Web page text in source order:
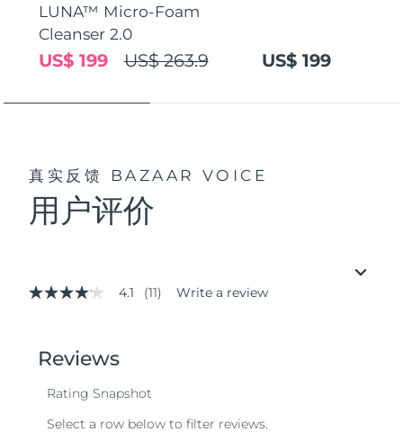
LUNA™ Micro-Foam
Cleanser 2.0
US$ 263.9
US$ 199 US$ 199
真实反馈 BAZAAR VOICE
用户评价
4.1
stars,
average
value.
4.1 (11) Write a review